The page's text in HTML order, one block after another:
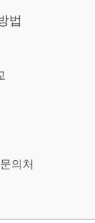
법
의처